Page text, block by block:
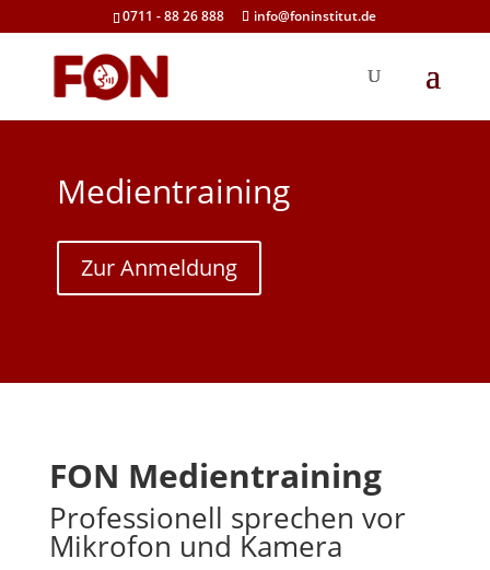
0711 - 88 26 888 info@foninstitut.de
Medientraining
Zur Anmeldung
FON Medientraining
Professionell sprechen vor
Mikrofon und Kamera